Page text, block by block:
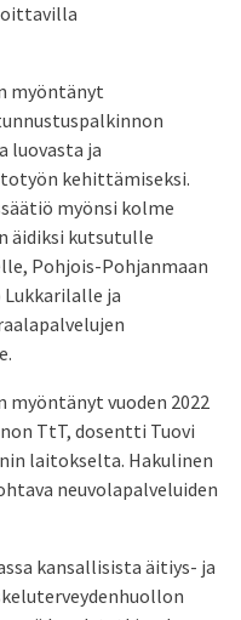
myöntänyt
luovasta ja
kehittämiseksi.
myönsi kolme
äidiksi kutsutulle
Pohjois-Pohjanmaan
ja
vuoden 2022
TtT, dosentti Tuovi
laitokselta. Hakulinen
neuvolapalveluiden
kansallisista äitiys- ja